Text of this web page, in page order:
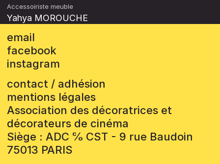
Accessoiriste meuble
Yahya MOROUCHE
email
facebook
instagram
contact / adhésion
mentions légales
Association des décoratrices et
décorateurs de cinéma
Siège : ADC ℅ CST - 9 rue Baudoin
75013 PARIS